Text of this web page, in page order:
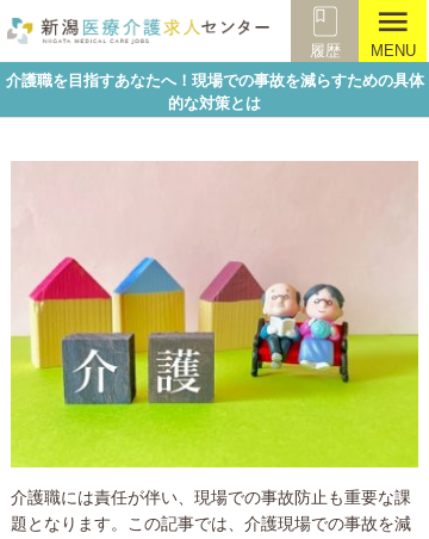
履歴
menu
MENU
介護職を目指すあなたへ！現場での事故を減らすための具体
的な対策とは
介護職には責任が伴い、現場での事故防止も重要な課
題となります。この記事では、介護現場での事故を減